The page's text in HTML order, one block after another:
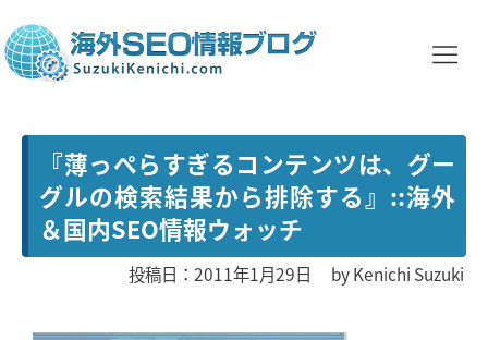
『薄っぺらすぎるコンテンツは、グー
グルの検索結果から排除する』::海外
＆国内SEO情報ウォッチ
投稿日：2011年1月29日 byKenichi Suzuki